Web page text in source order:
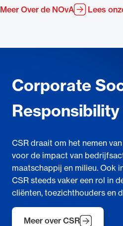
Meer Over de NOvA Lees
Corporate
Responsibility
CSR draait om het nemen
voor de impact van
maatschappij en milieu. Ook
CSR steeds vaker een rol in
cliënten, toezichthouders en
Meer over CSR